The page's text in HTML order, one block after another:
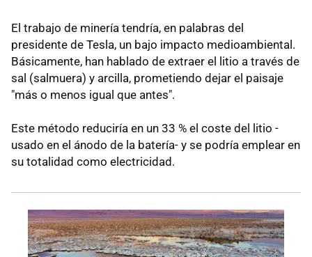
El trabajo de minería tendría, en palabras del
presidente de Tesla, un bajo impacto medioambiental.
Básicamente, han hablado de extraer el litio a través de
sal (salmuera) y arcilla, prometiendo dejar el paisaje
"más o menos igual que antes".
Este método reduciría en un 33 % el coste del litio -
usado en el ánodo de la batería- y se podría emplear en
su totalidad como electricidad.